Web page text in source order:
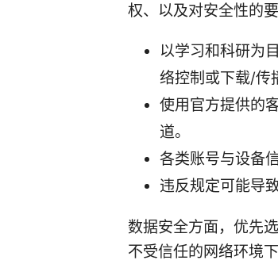
权、以及对安全性的
以学习和科研为
络控制或下载/传
使用官方提供的
道。
各类账号与设备
违反规定可能导
数据安全方面，优先
不受信任的网络环境